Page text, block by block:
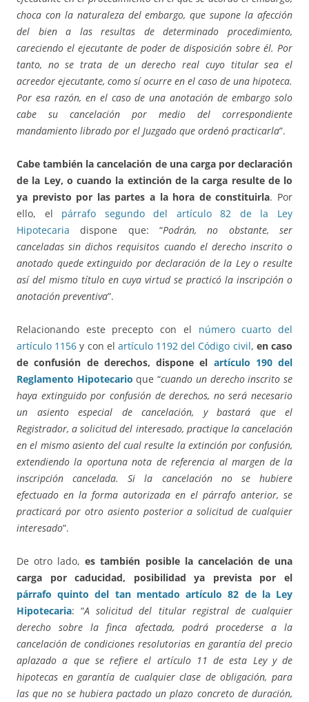
choca con la naturaleza del embargo, que supone la afección
del bien a las resultas de determinado procedimiento,
careciendo el ejecutante de poder de disposición sobre él. Por
tanto, no se trata de un derecho real cuyo titular sea el
acreedor ejecutante, como sí ocurre en el caso de una hipoteca.
Por esa razón, en el caso de una anotación de embargo solo
cabe su cancelación por medio del correspondiente
mandamiento librado por el Juzgado que ordenó practicarla”.
Cabe también la cancelación de una carga por declaración
de la Ley, o cuando la extinción de la carga resulte de lo
ya previsto por las partes a la hora de constituirla. Por
ello, el párrafo segundo del artículo 82 de la Ley
Hipotecaria dispone que: “Podrán, no obstante, ser
canceladas sin dichos requisitos cuando el derecho inscrito o
anotado quede extinguido por declaración de la Ley o resulte
así del mismo título en cuya virtud se practicó la inscripción o
anotación preventiva”.
Relacionando este precepto con el número cuarto del
artículo 1156 y con el artículo 1192 del Código civil, en caso
de confusión de derechos, dispone el artículo 190 del
Reglamento Hipotecario que “cuando un derecho inscrito se
haya extinguido por confusión de derechos, no será necesario
un asiento especial de cancelación, y bastará que el
Registrador, a solicitud del interesado, practique la cancelación
en el mismo asiento del cual resulte la extinción por confusión,
extendiendo la oportuna nota de referencia al margen de la
inscripción cancelada. Si la cancelación no se hubiere
efectuado en la forma autorizada en el párrafo anterior, se
practicará por otro asiento posterior a solicitud de cualquier
interesado”.
De otro lado,es también posible la cancelación de una
carga por caducidad, posibilidad ya prevista por el
párrafo quinto del tan mentado artículo 82 de la Ley
Hipotecaria: “A solicitud del titular registral de cualquier
derecho sobre la finca afectada, podrá procederse a la
cancelación de condiciones resolutorias en garantía del precio
aplazado a que se refiere el artículo 11 de esta Ley y de
hipotecas en garantía de cualquier clase de obligación, para
las que no se hubiera pactado un plazo concreto de duración,